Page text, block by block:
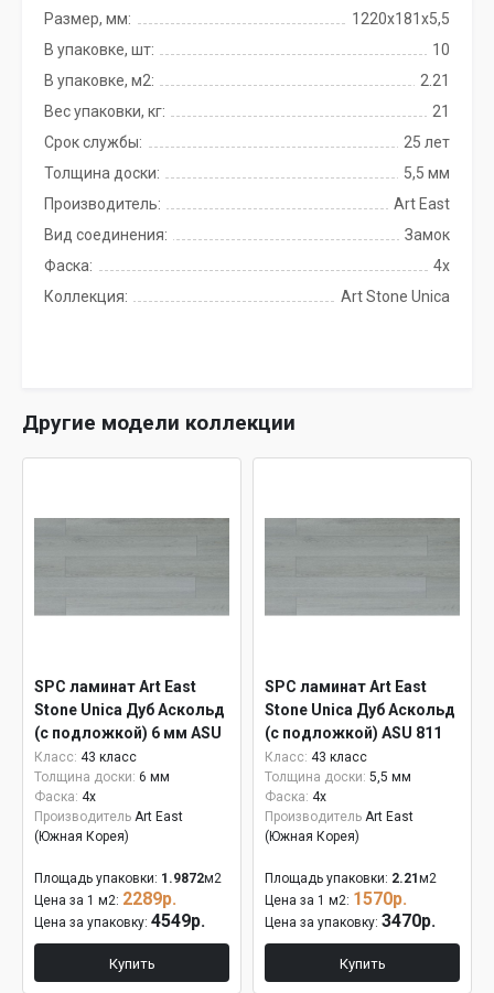
Размер, мм:
1220х181х5,5
В упаковке, шт:
10
В упаковке, м2:
2.21
Вес упаковки, кг:
21
Срок службы:
25 лет
Толщина доски:
5,5 мм
Производитель:
Art East
Вид соединения:
Замок
Фаска:
4x
Коллекция:
Art Stone Unica
Другие модели коллекции
SPC ламинат Art East
Stone Unica Дуб Аскольд
(с подложкой) 6 мм ASU
811
Класс: 43 класс
Толщина доски: 6 мм
Фаска: 4x
Производитель Art East
(Южная Корея)
Площадь упаковки: 1.9872м2
Цена за 1 м2: 2289р.
Цена за упаковку: 4549р.
Купить
SPC ламинат Art East
Stone Unica Дуб Аскольд
(с подложкой) ASU 811
Класс: 43 класс
Толщина доски: 5,5 мм
Фаска: 4x
Производитель Art East
(Южная Корея)
Площадь упаковки: 2.21 м2
Цена за 1 м2: 1570р.
Цена за упаковку: 3470р.
Купить